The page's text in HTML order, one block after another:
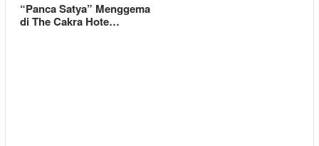
“Panca Satya” Menggema
di The Cakra Hote…